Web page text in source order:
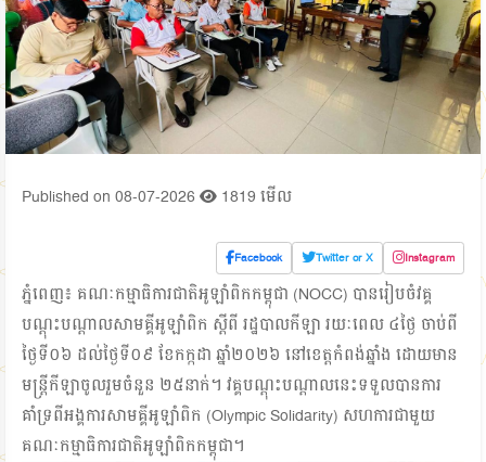
Published on 08-07-2026 1819 មើល
Facebook Twitter or X Instagram
ភ្នំពេញ៖ គណៈកម្មាធិការជាតិអូឡាំពិកកម្ពុជា (NOCC) បានរៀបចំវគ្គ
បណ្ដុះបណ្ដាលសាមគ្គីអូឡាំពិក ស្ដីពីរដ្ឋបាលកីឡារយៈពេល ៤ថ្ងៃ ចាប់ពី
ថ្ងៃទី០៦ ដល់ថ្ងៃទី០៩ ខែកក្កដា ឆ្នាំ២០២៦ នៅខេត្តកំពង់ឆ្នាំង ដោយមាន
មន្ត្រីកីឡាចូលរួមចំនួន ២៥នាក់។ វគ្គបណ្ដុះបណ្ដាលនេះទទួលបានការ
គាំទ្រពីអង្គការសាមគ្គីអូឡាំពិក (Olympic Solidarity) សហការជាមួយ
គណៈកម្មាធិការជាតិអូឡាំពិកកម្ពុជា។